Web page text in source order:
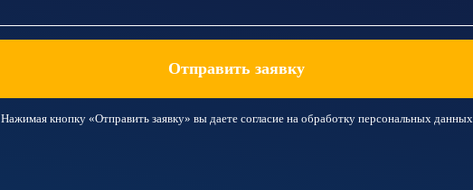
Отправить заявку
Нажимая кнопку «Отправить заявку» вы даете согласие на обработку персональных данных